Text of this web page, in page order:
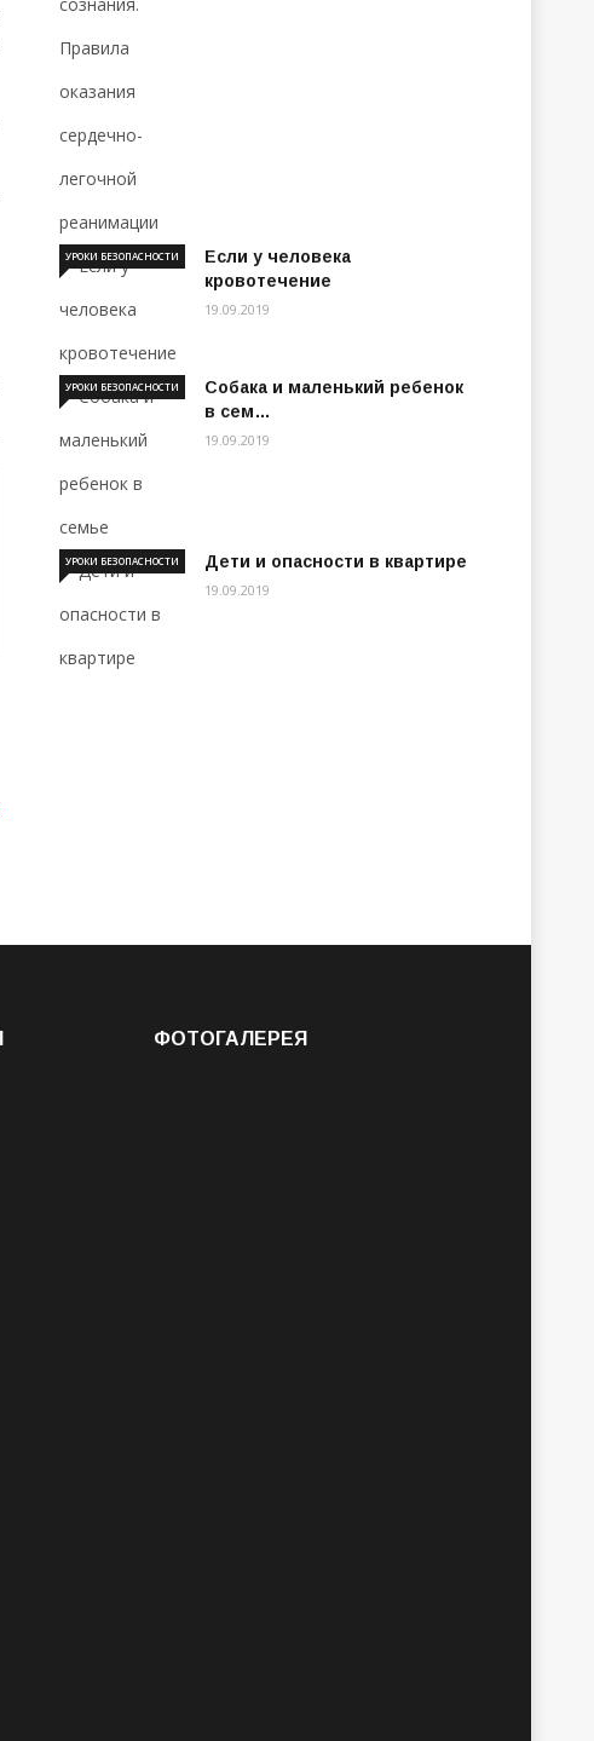
Если у человека
кровотечение
УРОКИ БЕЗОПАСНОСТИ
19.09.2019
Собака и маленький ребенок
в сем…
УРОКИ БЕЗОПАСНОСТИ
19.09.2019
Дети и опасности в квартире
УРОКИ БЕЗОПАСНОСТИ
19.09.2019
ФОТОГАЛЕРЕЯ